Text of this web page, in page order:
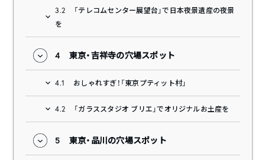
3.2
「テレコムセンター展望台」で日本夜景遺産の夜景
を
4 東京・吉祥寺の穴場スポット
4.1 おしゃれすぎ！「東京プティット村」
4.2 「ガラススタジオ ブリエ」でオリジナルお土産を
5 東京・品川の穴場スポット